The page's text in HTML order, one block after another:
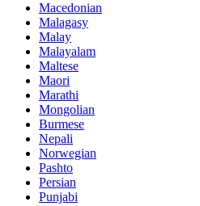
Macedonian
Malagasy
Malay
Malayalam
Maltese
Maori
Marathi
Mongolian
Burmese
Nepali
Norwegian
Pashto
Persian
Punjabi